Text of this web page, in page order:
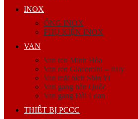
INOX
ỐNG INOX
PHỤ KIỆN INOX
VAN
Van ren Minh Hòa
Van ren Giacomini – Italy
Van mặt bích Shin Yi
Van gang hàn Quốc
Van gang Đài Loan
THIẾT BỊ PCCC